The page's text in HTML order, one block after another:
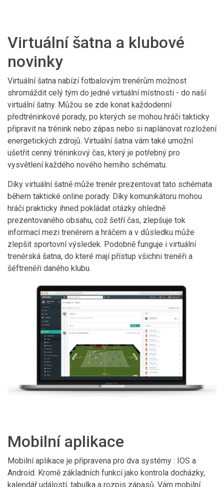
Virtuální šatna a klubové
novinky
Virtuální šatna nabízí fotbalovým trenérům možnost
shromáždit celý tým do jedné virtuální místnosti - do naší
virtuální šatny. Můžou se zde konat každodenní
předtréninkové porady, po kterých se mohou hráči takticky
připravit na trénink nebo zápas nebo si naplánovat rozložení
energetických zdrojů. Virtuální šatna vám také umožní
ušetřit cenný tréninkový čas, který je potřebný pro
vysvětlení každého nového herního schématu.
Díky virtuální šatně může trenér prezentovat tato schémata
během taktické online porady. Díky komunikátoru mohou
hráči prakticky ihned pokládat otázky ohledně
prezentovaného obsahu, což šetří čas, zlepšuje tok
informací mezi trenérem a hráčem a v důsledku může
zlepšit sportovní výsledek. Podobně funguje i virtuální
trenérská šatna, do které mají přístup všichni trenéři a
šéftrenéři daného klubu.
Mobilní aplikace
Mobilní aplikace je připravena pro dva systémy : IOS a
Android. Kromě základních funkcí jako kontrola docházky,
kalendář událostí, tabulka a rozpis zápasů, Vám mobilní